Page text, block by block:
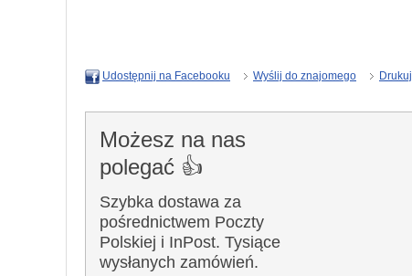
Udostępnij na Facebooku Wyślij do znajomego Drukuj
Możesz na nas
polegać 👍
Szybka dostawa za
pośrednictwem Poczty
Polskiej i InPost. Tysiące
wysłanych zamówień.